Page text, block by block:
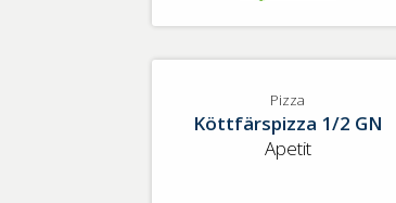
Pizza
Köttfärspizza 1/2 GN
Apetit